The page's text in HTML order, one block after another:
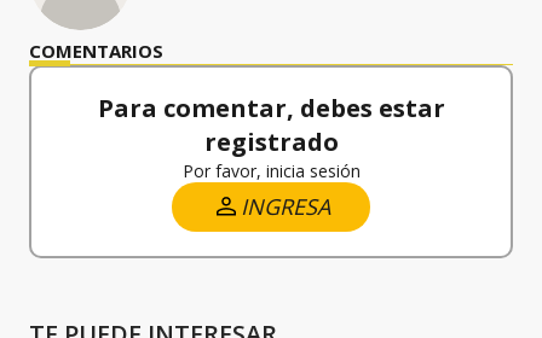
COMENTARIOS
Para comentar, debes estar
registrado
Por favor, inicia sesión
INGRESA